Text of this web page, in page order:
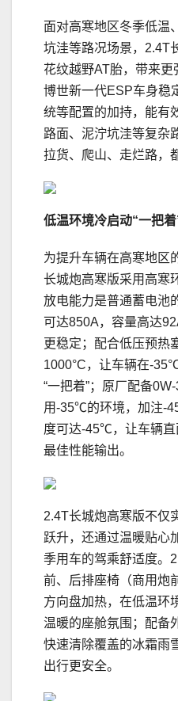
面对高寒地区冬季低温
坑洼等路况场景，2.4T
花纹越野AT胎，带来
博世新一代ESP车身稳
统等配置的加持，能有
路面、泥泞坑洼等复杂
拉货、爬山、走烂路，
低温环境冷启动“一把
为提升车辆在高寒地区
长城炮高寒版采用高寒
放电能力是普通蓄电池
可达850A，容量高达
更稳定；配合低压预热
1000°C，让车辆在-
“一把着”；原厂配备
用-35℃的环境，加注-
度可达-45℃，让车辆
最佳性能输出。
2.4T长城炮高寒版不仅
跃升，还通过温暖贴心
季用车的驾乘舒适度。
前、后排座椅（商用炮
方向盘加热，在低温环
温暖的座舱氛围；配备
快速清除覆盖的冰霜雨
出行更安全。